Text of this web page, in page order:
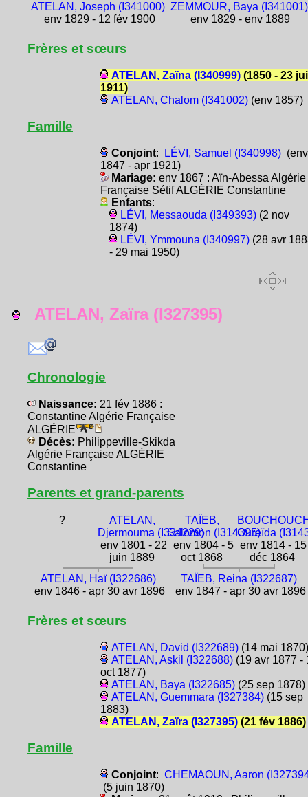
ATELAN, Joseph (I341000)
env 1829 - 12 fév 1900
ZEMMOUR, Baya (I341001)
env 1829 - env 1889
Frères et sœurs
ATELAN, Zaïna (I340999)(1850 - 23
1911)
ATELAN, Chalom (I341002)(env 1857)
Famille
Conjoint: LÉVI, Samuel (I340998)(env
1847 - apr 1921)
Mariage: env 1867 : Aïn-Abessa Algérie
Française Sétif ALGÉRIE Constantine
Enfants:
LÉVI, Messaouda (I349393)(2 nov
1874)
LÉVI, Ymmouna (I340997)(28 avr
- 29 mai 1950)
ATELAN, Zaïra (I327395)
Chronologie
Naissance: 21 fév 1886 :
Constantine Algérie Française
ALGÉRIE
Décès: Philippeville-Skikda
Algérie Française ALGÉRIE
Constantine
Parents et grand-parents
?
ATELAN,
Djermouma (I334229)
env 1801 - 22
juin 1889
TAÏEB,
Salomon (I314395)
env 1804 - 5
oct 1868
Oureïda
env 1814 - 15
déc 1864
ATELAN, Haï (I322686)
env 1846 - apr 30 avr 1896
TAÏEB, Reina (I322687)
env 1847 - apr 30 avr 1896
Frères et sœurs
ATELAN, David (I322689)(14 mai 1870)
ATELAN, Askil (I322688)(19 avr 1877 -
oct 1877)
ATELAN, Baya (I322685)(25 sep 1878)
ATELAN, Guemmara (I327384)(15 sep
1883)
ATELAN, Zaïra (I327395)(21 fév 1886)
Famille
Conjoint: CHEMAOUN, Aaron
(5 juin 1870)